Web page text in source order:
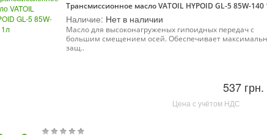
Трансмиссионное масло VATOIL HYPOID GL-5 85W-140
Наличие: Нет в наличии
Масло для высоконагруженых гипоидных передач с
большим смещением осей. Обеспечивает
защ..
537 грн.
Цена с учётом НДС